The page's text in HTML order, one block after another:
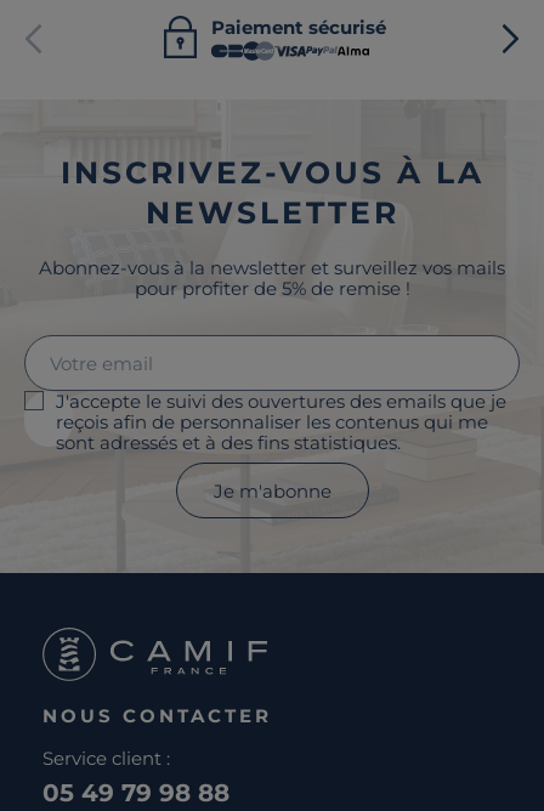
Paiement sécurisé
INSCRIVEZ-VOUS À LA
NEWSLETTER
Abonnez-vous à la newsletter et surveillez vos mails
pour profiter de 5% de remise !
J'accepte le suivi des ouvertures des emails que je
reçois afin de personnaliser les contenus qui me
sont adressés et à des fins statistiques.
Je m'abonne
NOUS CONTACTER
Service client :
05 49 79 98 88